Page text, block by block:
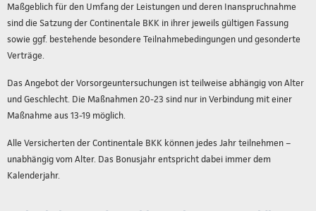
Maßgeblich für den Umfang der Leistungen und deren Inanspruchnahme
sind die Satzung der Continentale BKK in ihrer jeweils gültigen Fassung
sowie ggf. bestehende besondere Teilnahmebedingungen und gesonderte
Verträge.
Das Angebot der Vorsorgeuntersuchungen ist teilweise abhängig von Alter
und Geschlecht. Die Maßnahmen 20-23 sind nur in Verbindung mit einer
Maßnahme aus 13-19 möglich.
Alle Versicherten der Continentale BKK können jedes Jahr teilnehmen –
unabhängig vom Alter. Das Bonusjahr entspricht dabei immer dem
Kalenderjahr.